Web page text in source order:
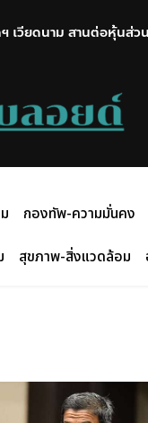
เวียดนาม สานต่อหุ้นส่
กองทัพ-ความมั่นคง
สุขภาพ-สิ่งแวดล้อม